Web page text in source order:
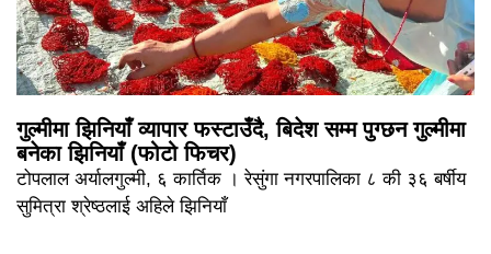
गुल्मीमा झिनियाँ व्यापार फस्टाउँदै, बिदेश सम्म पुग्छन गुल्मीमा
बनेका झिनियाँ (फोटो फिचर)
टोपलाल अर्यालगुल्मी, ६ कार्तिक । रेसुंगा नगरपालिका ८ की ३६ बर्षीय
सुमित्रा श्रेष्ठलाई अहिले झिनियाँ